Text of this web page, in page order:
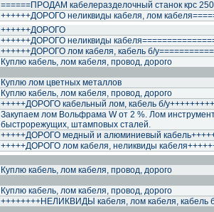
======ПРОДАМ кабелеразделочный станок крс
++++++ДОРОГО неликвиды кабеля, лом
++++++ДОРОГО
++++++ДОРОГО неликвиды
++++++ДОРОГО лом кабеля, кабель б/
Куплю кабель, лом кабеля, провод, дoрого
Куплю лом цветных металлов
Куплю кабель, лом кабеля, провод, дoрого
+++++ДОРОГО кабельный лом, кабель б/
Закупаем лом Вольфрама W от 2 %. Лом
быстрорежущих, штамповых сталей.
+++++ДОРОГО медный и алюминиевый
+++++ДОРОГО лом кабеля, неликвиды
Куплю кабель, лом кабеля, провод, дoрого
Куплю кабель, лом кабеля, провод, дорoго
++++++++НЕЛИКВИДЫ кабеля, лом кабеля, кабель